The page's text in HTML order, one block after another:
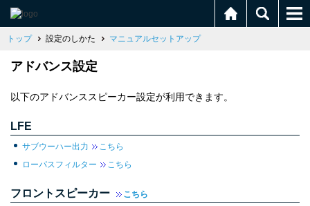
トップ 設定のしかた マニュアルセットアップ
アドバンス設定
以下のアドバンススピーカー設定が利用できます。
LFE
サブウーハー出力
こちら
ローパスフィルター
こちら
フロントスピーカー こちら